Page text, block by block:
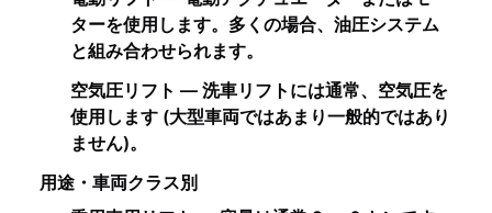
ターを使用します。多くの場合、油圧システム
と組み合わせられます。
空気圧リフト — 洗車リフトには通常、空気圧を
使用します (大型車両ではあまり一般的ではあり
ません)。
用途・車両クラス別